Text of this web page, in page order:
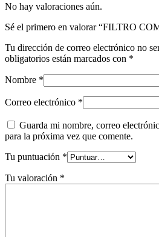
No hay valoraciones aún.
Sé el primero en valorar “FILTRO
Tu dirección de correo electrónico no
obligatorios están marcados con *
Nombre *
Correo electrónico *
Guarda mi nombre, correo
para la próxima vez que comente.
Tu puntuación *
Tu valoración *